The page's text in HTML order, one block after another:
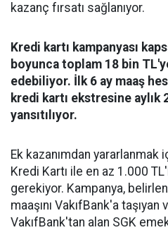
kazanç fırsatı sağlanıyor.
Kredi kartı kampanyası
boyunca toplam 18 bin
edebiliyor. İlk 6 ay maaş
kredi kartı ekstresine aylık
yansıtılıyor.
Ek kazanımdan yararlanmak
Kredi Kartı ile en az 1.000
gerekiyor. Kampanya,
maaşını VakıfBank'a taşıyan
VakıfBank'tan alan SGK